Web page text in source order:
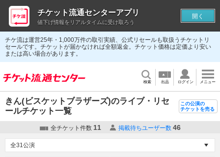
チケ流は運営25年・1,000万件の取引実績、公式リセールも取扱うチケットリ
セールです。チケットが届かなければ全額返金。チケット価格は定価より安い
または高い場合があります。
検索 出品 ログイン メニュー
きん(ビスケットブラザーズ)のライブ・リセ
ールチケット一覧
この公演の
チケットを売る
全チケット件数 11 掲載待ちユーザー数 46
チケット流通センターアプリ
値下げ情報をリアルタイムに受け取ろう
開く